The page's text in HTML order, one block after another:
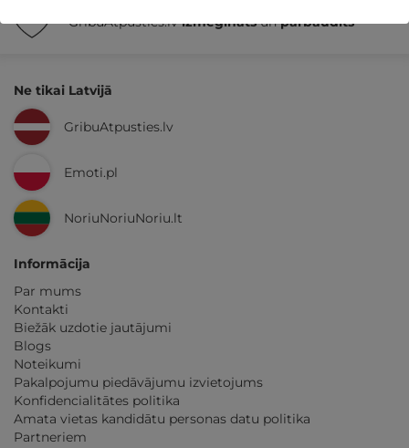
GribuAtpusties.lvizmēģinātsunpārbaudīts
Ne tikai Latvijā
GribuAtpusties.lv
Emoti.pl
NoriuNoriuNoriu.lt
Informācija
Par mums
Kontakti
Biežāk uzdotie jautājumi
Blogs
Noteikumi
Pakalpojumu piedāvājumu izvietojums
Konfidencialitātes politika
Amata vietas kandidātu personas datu politika
Partneriem